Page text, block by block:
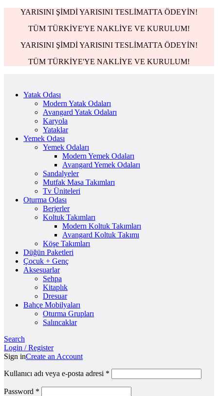
YARISINI ŞİMDİ YARISINI TESLİMATTA ÖDEYİN!
TÜM TÜRKİYE'YE NAKLİYE VE KURULUM!
YARISINI ŞİMDİ YARISINI TESLİMATTA ÖDEYİN!
TÜM TÜRKİYE'YE NAKLİYE VE KURULUM!
Yatak Odası
Modern Yatak Odaları
Avangard Yatak Odaları
Karyola
Yataklar
Yemek Odası
Yemek Odaları
Modern Yemek Odaları
Avangard Yemek Odaları
Sandalyeler
Mutfak Masa Takımları
Tv Üniteleri
Oturma Odası
Berjerler
Koltuk Takımları
Modern Koltuk Takımları
Avangard Koltuk Takımı
Köşe Takımları
Düğün Paketleri
Çocuk + Genç
Aksesuarlar
Sehpa
Kitaplık
Dresuar
Bahçe Mobilyaları
Oturma Grupları
Salıncaklar
Search
Login / Register
Sign inCreate an Account
Kullanıcı adı veya e-posta adresi *
Password *